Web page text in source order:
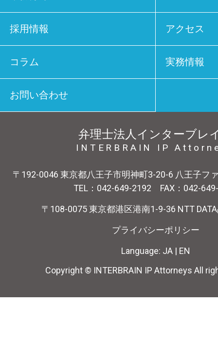
採用情報 アクセス
コラム 実務情報
お問い合わせ
弁理士法人インターブレ
INTERBRAIN IP
〒192-0046 東京都八王子市明神町3-20-6 八王子フ
TEL：042-649-2192 FAX：042-
〒108-0075 東京都港区港南1-9-36 NTT
プライバシーポリシー
Language: JA | EN
Copyright © INTERBRAIN IP Attorneys All